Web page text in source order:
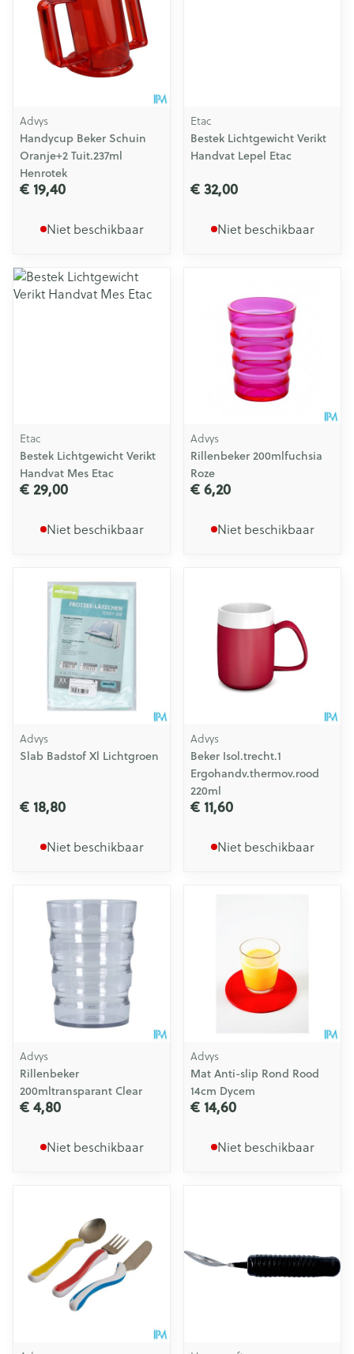
Advys
Handycup Beker Schuin
Oranje+2 Tuit.237ml
Henrotek
€ 19,40
Niet beschikbaar
Etac
Bestek Lichtgewicht Verikt
Handvat Lepel Etac
€ 32,00
Niet beschikbaar
Etac
Bestek Lichtgewicht Verikt
Handvat Mes Etac
€ 29,00
Niet beschikbaar
Advys
Rillenbeker 200mlfuchsia
Roze
€ 6,20
Niet beschikbaar
Advys
Slab Badstof Xl Lichtgroen
€ 18,80
Niet beschikbaar
Advys
Beker Isol.trecht.1
Ergohandv.thermov.rood
220ml
€ 11,60
Niet beschikbaar
Advys
Rillenbeker
200mltransparant Clear
€ 4,80
Niet beschikbaar
Advys
Mat Anti-slip Rond Rood
14cm Dycem
€ 14,60
Niet beschikbaar